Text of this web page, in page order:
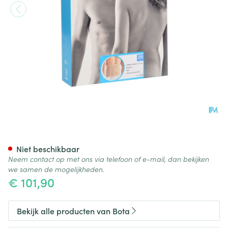
€ 101,90
Niet beschikbaar
Neem contact op met ons via telefoon of e-mail, dan bekijken
we samen de mogelijkheden.
Bekijk alle producten van Bota